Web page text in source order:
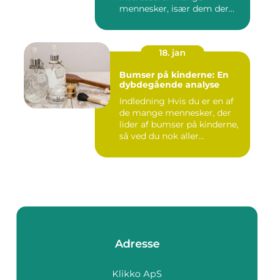
mennesker, især dem der
18. jan
Bumser på kinderne: En
dybdegående analyse
Indledning Hvis du er en af
de mange mennesker, der
lider af bumser på kinderne,
så ved du nok aller...
Adresse